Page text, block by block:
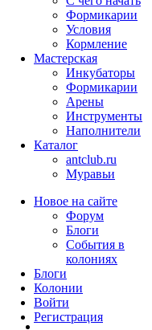
Формикарии
Условия
Кормление
Мастерская
Инкубаторы
Формикарии
Арены
Инструменты
Наполнители
Каталог
antclub.ru
Муравьи
Новое на сайте
Форум
Блоги
События в
колониях
Блоги
Колонии
Войти
Peгиcтpaция